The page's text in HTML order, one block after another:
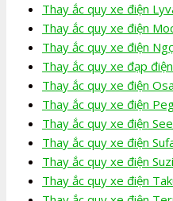
Thay ắc quy xe điện
Thay ắc quy xe điện
Thay ắc quy xe điện
Thay ắc quy xe đạp
Thay ắc quy xe điện
Thay ắc quy xe điện
Thay ắc quy xe điện
Thay ắc quy xe điện
Thay ắc quy xe điện
Thay ắc quy xe điện